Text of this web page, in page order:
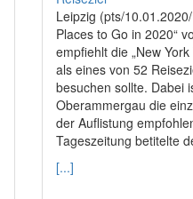
Leipzig (pts/
Places to Go in 2020“
empfiehlt die „New
als eines von 52
besuchen sollte. Dabei
Oberammergau die
der Auflistung
Tageszeitung betitelte
[...]